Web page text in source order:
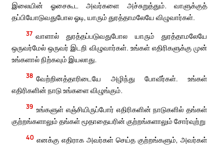
இலையின் ஓசைகூட அவர்களை அச்சுறுத்தும். வாளுக்குத்
தப்பியோடுவதுபோல ஓடி, யாரும் துரத்தாமலேயே விழுவார்கள்.
37 வாளால் துரத்தப்படுவதுபோல யாரும் துரத்தாமலேயே
ஒருவர்மேல் ஒருவர் இடறி விழுவார்கள். உங்கள் எதிரிகளுக்கு முன்
உங்களால் நிற்கவும் இயலாது.
38 வேற்றினத்தாரிடையே அழிந்து போவீர்கள். உங்கள்
எதிரிகளின் நாடு உங்களை விழுங்கும்.
39 உங்களுள் எஞ்சியிருப்போர் எதிரிகளின் நாடுகளில் தங்கள்
குற்றங்களாலும் தங்கள் மூதாதையரின் குற்றங்களாலும் சோர்வுற்று
40 எனக்கு எதிராக அவர்கள் செய்த குற்றங்களும், அவர்கள்